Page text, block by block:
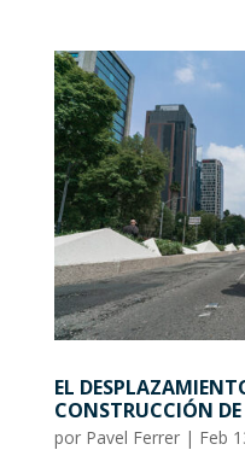
EL
CONSTRUCCIÓN
por Pavel Ferrer| Feb